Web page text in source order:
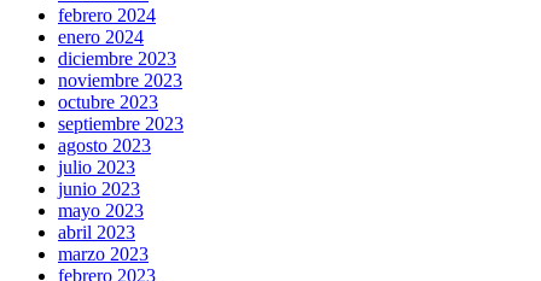
febrero 2024
enero 2024
diciembre 2023
noviembre 2023
octubre 2023
septiembre 2023
agosto 2023
julio 2023
junio 2023
mayo 2023
abril 2023
marzo 2023
febrero 2023